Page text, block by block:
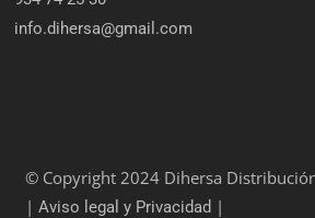
info.dihersa@gmail.com
© Copyright 2024 Dihersa
|Aviso legal y Privacidad |